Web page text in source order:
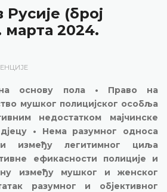
(број
марта 2024.
на основу пола • Право на
мушког полицијског особља
недостатком мајчинске
• Нема разумног односа
између легитимног циља
ефикасности полиције и
између мушког и женског
разумног и објективног